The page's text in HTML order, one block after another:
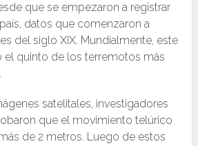
que se empezaron a registrar
datos que comenzaron a
del siglo XIX. Mundialmente, este
el quinto de los terremotos más
satelitales, investigadores
que el movimiento telúrico
de 2 metros. Luego de estos